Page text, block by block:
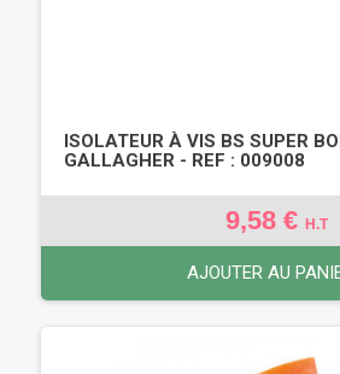
ISOLATEUR À VIS BS SUPER
GALLAGHER - REF : 009008
9,58 € H.T
AJOUTER AU